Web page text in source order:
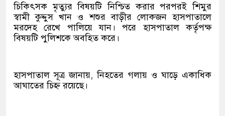
চিকিৎসক মৃত্যুর বিষয়টি নিশ্চিত করার পরপরই শিমুর
স্বামী কুদ্দুস খান ও শশুর বাড়ীর লোকজন হাসপাতালে
মরদেহ রেখে পালিয়ে যান। পরে হাসপাতাল কর্তৃপক্ষ
বিষয়টি পুলিশকে অবহিত করে।
হাসপাতাল সূত্র জানায়, নিহতের গলায় ও ঘাড়ে একাধিক
আঘাতের চিহ্ন রয়েছে।